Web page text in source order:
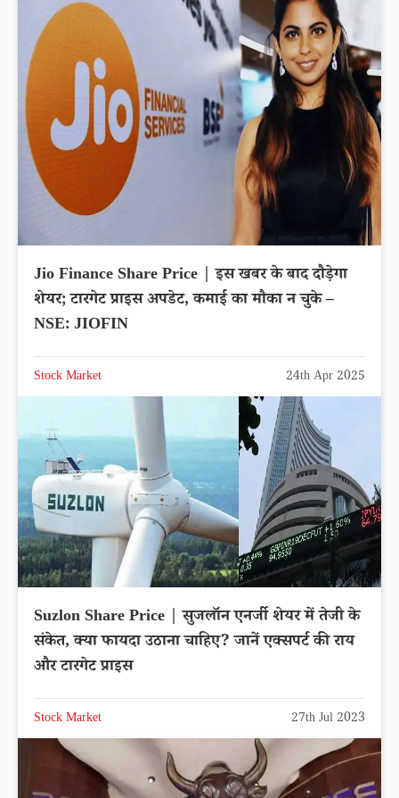
Jio Finance Share Price | इस खबर के बाद दौड़ेगा
शेयर; टारगेट प्राइस अपडेट, कमाई का मौका न चुके –
NSE: JIOFIN
Stock Market 24th Apr 2025
Suzlon Share Price | सुजलॉन एनर्जी शेयर में तेजी के
संकेत, क्या फायदा उठाना चाहिए? जानें एक्सपर्ट की राय
और टारगेट प्राइस
Stock Market 27th Jul 2023